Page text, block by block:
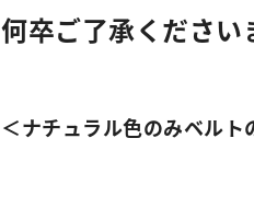
何卒ご了承ください
＜ナチュラル色のみベル